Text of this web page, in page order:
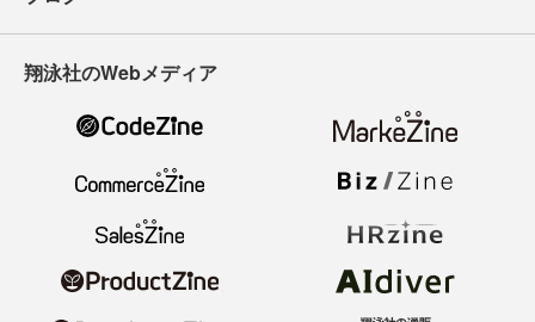
翔泳社のWebメディア